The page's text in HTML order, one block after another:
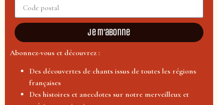
Je m'abonne
Abonnez-vous et découvrez :
Des découvertes de chants issus de toutes les régions
françaises
Des histoires et anecdotes sur notre merveilleux et